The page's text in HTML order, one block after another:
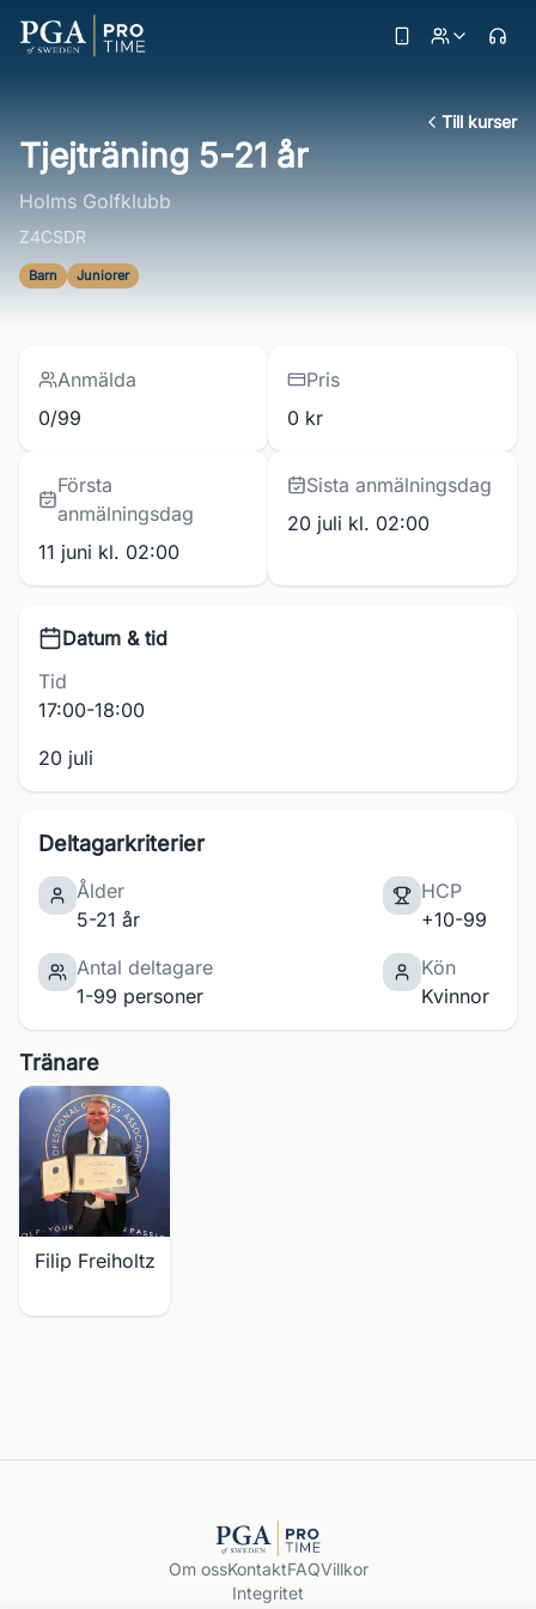
Till kurser
Tjejträning 5-21 år
Holms Golfklubb
Z4CSDR
Barn Juniorer
Anmälda
0/99
Pris
0 kr
Första
anmälningsdag
11 juni kl. 02:00
Sista anmälningsdag
20 juli kl. 02:00
Datum & tid
Tid
17:00-18:00
20 juli
Deltagarkriterier
Ålder
5-21 år
HCP
+10-99
Antal deltagare
1-99 personer
Kön
Kvinnor
Tränare
Filip Freiholtz
Om ossKontaktFAQVillkor
Integritet